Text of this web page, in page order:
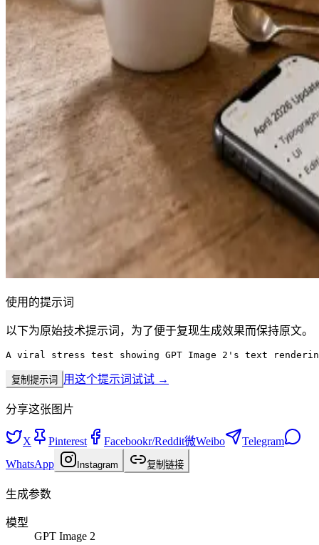
使用的提示词
以下为原始技术提示词，为了便于复现生成效果而保持原文。
A viral stress test showing GPT Image 2's text
复制提示词 用这个提示词试试 →
分享这张图片
X Pinterest Facebookr/Reddit微Weibo
Telegram
WhatsApp
Instagram 复制链接
生成参数
模型
GPT Image 2